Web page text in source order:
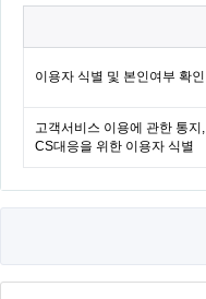
이용자 식별 및 본인여부 확인
고객서비스 이용에 관한 통지,
CS대응을 위한 이용자 식별